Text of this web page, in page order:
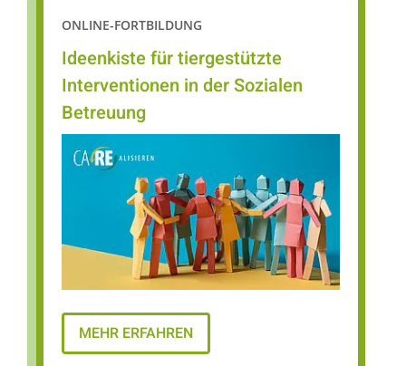
ONLINE-FORTBILDUNG
Ideenkiste für tiergestützte
Interventionen in der Sozialen
Betreuung
MEHR ERFAHREN